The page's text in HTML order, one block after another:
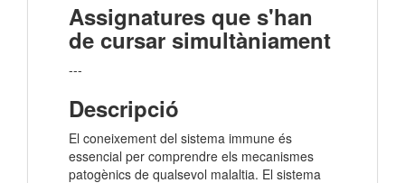
Assignatures que s'han
de cursar simultàniament
---
Descripció
El coneixement del sistema immune és
essencial per comprendre els mecanismes
patogènics de qualsevol malaltia. El sistema